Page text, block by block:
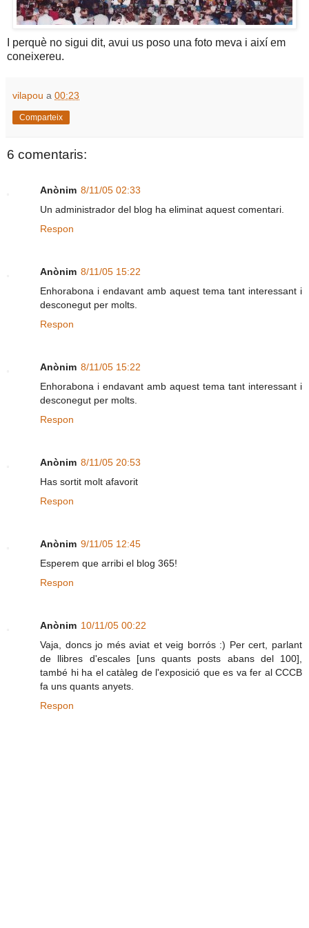
I perquè no sigui dit, avui us poso una foto meva i així em
coneixereu.
vilapou a 00:23
Comparteix
6 comentaris:
Anònim 8/11/05 02:33
Un administrador del blog ha eliminat aquest comentari.
Respon
Anònim 8/11/05 15:22
Enhorabona i endavant amb aquest tema tant interessant i
desconegut per molts.
Respon
Anònim 8/11/05 15:22
Enhorabona i endavant amb aquest tema tant interessant i
desconegut per molts.
Respon
Anònim 8/11/05 20:53
Has sortit molt afavorit
Respon
Anònim 9/11/05 12:45
Esperem que arribi el blog 365!
Respon
Anònim 10/11/05 00:22
Vaja, doncs jo més aviat et veig borrós :) Per cert, parlant
de llibres d'escales [uns quants posts abans del 100],
també hi ha el catàleg de l'exposició que es va fer al CCCB
fa uns quants anyets.
Respon